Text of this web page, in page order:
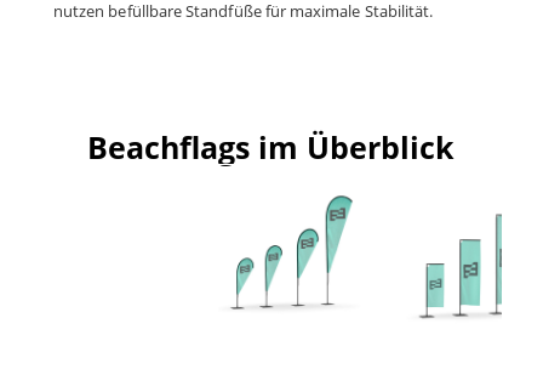
nutzen befüllbare Standfüße für maximale Stabilität.
Beachflags im Überblick